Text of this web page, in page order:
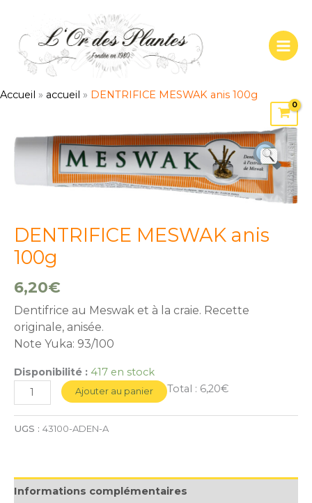
contenu
Accueil » accueil » DENTRIFICE MESWAK anis 100g
DENTRIFICE MESWAK anis
100g
6,20€
Dentifrice au Meswak et à la craie. Recette
originale, anisée.
Note Yuka: 93/100
Disponibilité : 417 en stock
quantité
de
DENTRIFICE
MESWAK
Ajouter au panier Total : 6,20€
UGS : 43100-ADEN-A
Informations complémentaires